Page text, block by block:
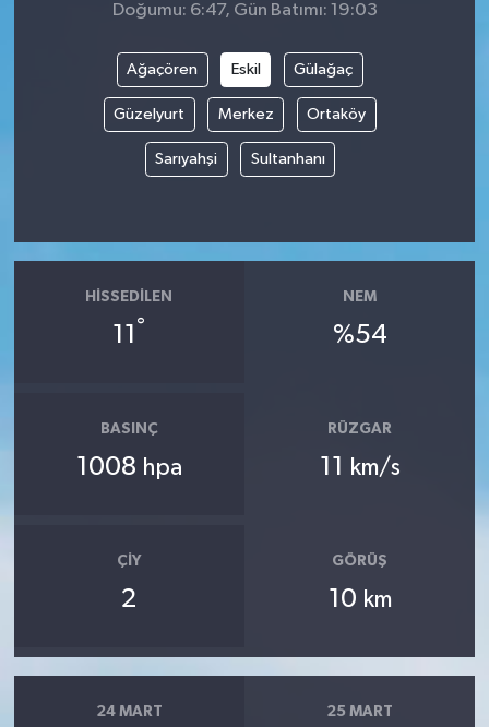
Doğumu: 6:47, Gün Batımı: 19:03
Ağaçören Eskil Gülağaç
Güzelyurt Merkez Ortaköy
Sarıyahşi Sultanhanı
HISSEDILEN
11 °
NEM
%54
BASINÇ
1008 hpa
RÜZGAR
11 km/s
ÇIY
2
GÖRÜŞ
10 km
24 MART 25 MART